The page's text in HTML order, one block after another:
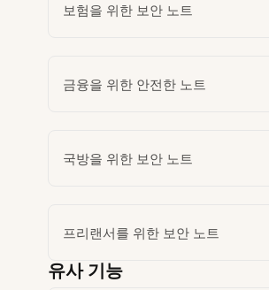
보험을 위한 보안 노트
금융을 위한 안전한 노트
국방을 위한 보안 노트
프리랜서를 위한 보안 노트
유사 기능